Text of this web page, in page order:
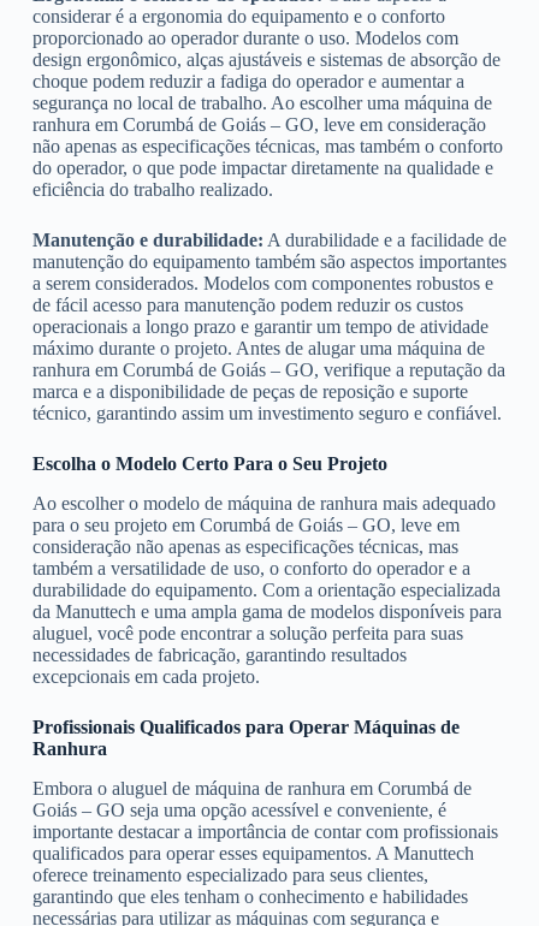
considerar é a ergonomia do equipamento e o conforto
proporcionado ao operador durante o uso. Modelos com
design ergonômico, alças ajustáveis e sistemas de absorção de
choque podem reduzir a fadiga do operador e aumentar a
segurança no local de trabalho. Ao escolher uma máquina de
ranhura em Corumbá de Goiás – GO, leve em consideração
não apenas as especificações técnicas, mas também o conforto
do operador, o que pode impactar diretamente na qualidade e
eficiência do trabalho realizado.
Manutenção e durabilidade: A durabilidade e a facilidade de
manutenção do equipamento também são aspectos importantes
a serem considerados. Modelos com componentes robustos e
de fácil acesso para manutenção podem reduzir os custos
operacionais a longo prazo e garantir um tempo de atividade
máximo durante o projeto. Antes de alugar uma máquina de
ranhura em Corumbá de Goiás – GO, verifique a reputação da
marca e a disponibilidade de peças de reposição e suporte
técnico, garantindo assim um investimento seguro e confiável.
Escolha o Modelo Certo Para o Seu Projeto
Ao escolher o modelo de máquina de ranhura mais adequado
para o seu projeto em Corumbá de Goiás – GO, leve em
consideração não apenas as especificações técnicas, mas
também a versatilidade de uso, o conforto do operador e a
durabilidade do equipamento. Com a orientação especializada
da Manuttech e uma ampla gama de modelos disponíveis para
aluguel, você pode encontrar a solução perfeita para suas
necessidades de fabricação, garantindo resultados
excepcionais em cada projeto.
Profissionais Qualificados para Operar Máquinas de
Ranhura
Embora o aluguel de máquina de ranhura em Corumbá de
Goiás – GO seja uma opção acessível e conveniente, é
importante destacar a importância de contar com profissionais
qualificados para operar esses equipamentos. A Manuttech
oferece treinamento especializado para seus clientes,
garantindo que eles tenham o conhecimento e habilidades
necessárias para utilizar as máquinas com segurança e